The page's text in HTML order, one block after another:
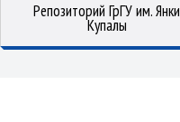
Репозиторий ГрГУ им. Янки
Купалы